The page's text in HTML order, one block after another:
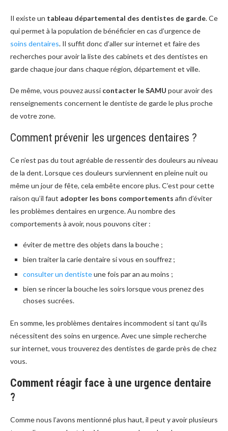
Il existe un tableau départemental des dentistes de garde. Ce
qui permet à la population de bénéficier en cas d’urgence de
soins dentaires. Il suffit donc d’aller sur internet et faire des
recherches pour avoir la liste des cabinets et des dentistes en
garde chaque jour dans chaque région, département et ville.
De même, vous pouvez aussi contacter le SAMU pour avoir des
renseignements concernent le dentiste de garde le plus proche
de votre zone.
Comment prévenir les urgences dentaires ?
Ce n’est pas du tout agréable de ressentir des douleurs au niveau
de la dent. Lorsque ces douleurs surviennent en pleine nuit ou
même un jour de fête, cela embête encore plus. C’est pour cette
raison qu’il faut adopter les bons comportements afin d’éviter
les problèmes dentaires en urgence. Au nombre des
comportements à avoir, nous pouvons citer :
éviter de mettre des objets dans la bouche ;
bien traiter la carie dentaire si vous en souffrez ;
consulter un dentisteune fois par an au moins ;
bien se rincer la bouche les soirs lorsque vous prenez des
choses sucrées.
En somme, les problèmes dentaires incommodent si tant qu’ils
nécessitent des soins en urgence. Avec une simple recherche
sur internet, vous trouverez des dentistes de garde près de chez
vous.
Comment réagir face à une urgence dentaire
?
Comme nous l’avons mentionné plus haut, il peut y avoir plusieurs